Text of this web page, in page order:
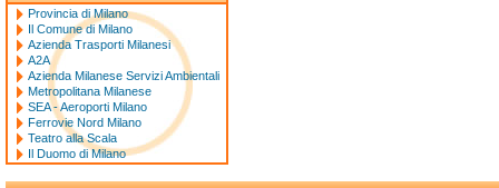
Provincia di Milano
Il Comune di Milano
Azienda Trasporti Milanesi
A2A
Azienda Milanese Servizi Ambientali
Metropolitana Milanese
SEA - Aeroporti Milano
Ferrovie Nord Milano
Teatro alla Scala
Il Duomo di Milano